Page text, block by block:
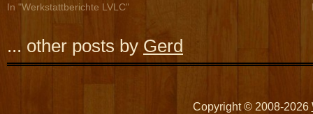
In "Werkstattberichte LVLC"
... other posts by Gerd
Copyright © 2008-2026